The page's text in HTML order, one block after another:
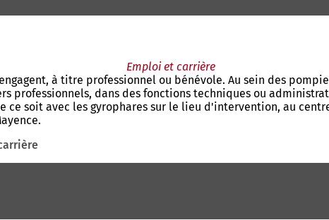
Emploi et carrière
à titre professionnel ou bénévole. Au sein des
professionnels, dans des fonctions techniques ou
soit avec les gyrophares sur le lieu d'intervention, au